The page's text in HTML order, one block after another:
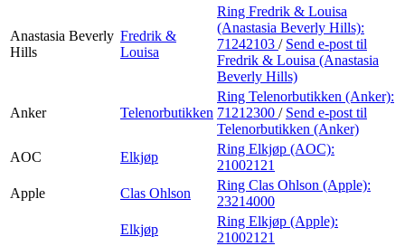
Anastasia Beverly
Hills
Fredrik &
Louisa
Ring Fredrik & Louisa
(Anastasia Beverly Hills):
71242103 / Send e-post til
Fredrik & Louisa (Anastasia
Beverly Hills)
Anker Telenorbutikken
Ring Telenorbutikken (Anker):
71212300 / Send e-post til
Telenorbutikken (Anker)
AOC
Elkjøp
Ring Elkjøp (AOC):
21002121
Apple
Clas Ohlson
Ring Clas Ohlson (Apple):
23214000
Elkjøp
Ring Elkjøp (Apple):
21002121